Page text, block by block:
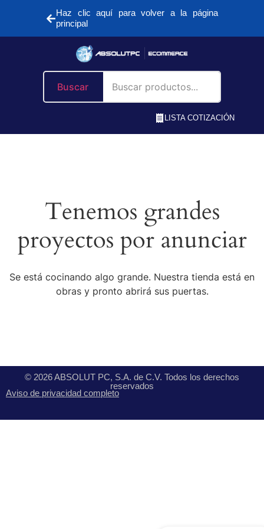
Haz clic aquí para volver a la página
principal
Buscar
LISTA COTIZACIÓN
Tenemos grandes
proyectos por anunciar
Se está cocinando algo grande. Nuestra tienda está en
obras y pronto abrirá sus puertas.
© 2026 ABSOLUT PC, S.A. de C.V. Todos los derechos
reservados
Aviso de privacidad completo